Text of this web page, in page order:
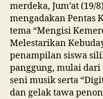
merdeka, Jum’at (19/
mengadakan Pentas
tema “Mengisi
Melestarikan
penampilan siswa
panggung, mulai dari
seni musik serta
dan gelak tawa